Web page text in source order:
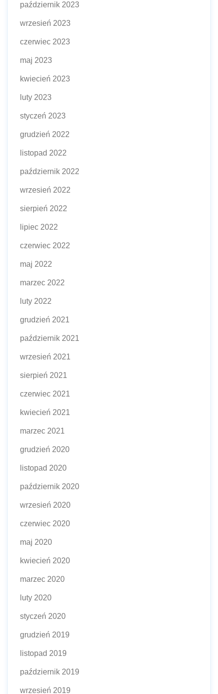
październik 2023
wrzesień 2023
czerwiec 2023
maj 2023
kwiecień 2023
luty 2023
styczeń 2023
grudzień 2022
listopad 2022
październik 2022
wrzesień 2022
sierpień 2022
lipiec 2022
czerwiec 2022
maj 2022
marzec 2022
luty 2022
grudzień 2021
październik 2021
wrzesień 2021
sierpień 2021
czerwiec 2021
kwiecień 2021
marzec 2021
grudzień 2020
listopad 2020
październik 2020
wrzesień 2020
czerwiec 2020
maj 2020
kwiecień 2020
marzec 2020
luty 2020
styczeń 2020
grudzień 2019
listopad 2019
październik 2019
wrzesień 2019